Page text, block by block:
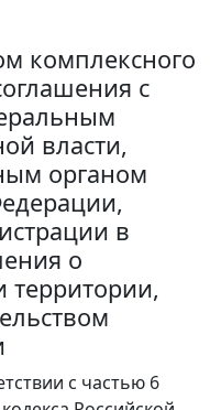
комплексного
с
власти,
органом
в
о
территории,
с частью 6